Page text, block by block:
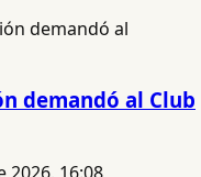
demandó al Club